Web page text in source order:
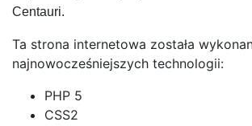
Centauri.
Ta strona internetowa została
najnowocześniejszych technologii:
PHP 5
CSS2